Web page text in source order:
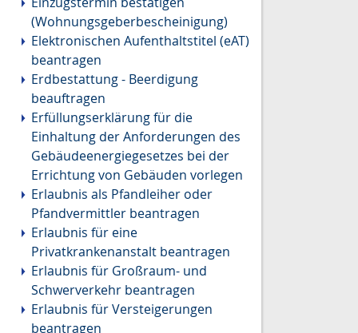
(Wohnungsgeberbescheinigung)
Elektronischen Aufenthaltstitel (eAT)
beantragen
Erdbestattung - Beerdigung
beauftragen
Erfüllungserklärung für die
Einhaltung der Anforderungen des
Gebäudeenergiegesetzes bei der
Errichtung von Gebäuden vorlegen
Erlaubnis als Pfandleiher oder
Pfandvermittler beantragen
Erlaubnis für eine
Privatkrankenanstalt beantragen
Erlaubnis für Großraum- und
Schwerverkehr beantragen
Erlaubnis für Versteigerungen
beantragen